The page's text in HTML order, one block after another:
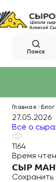
Поиск
Главная Блог
27.05.2026
Всё о
1164
Время
СЫР
Сохранить